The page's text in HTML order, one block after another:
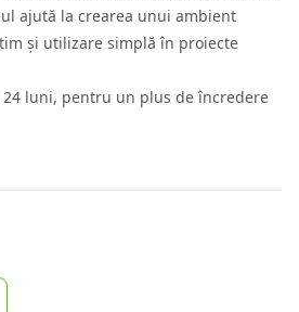
ajută la crearea unui ambient
și utilizare simplă în proiecte
24 luni, pentru un plus de încredere